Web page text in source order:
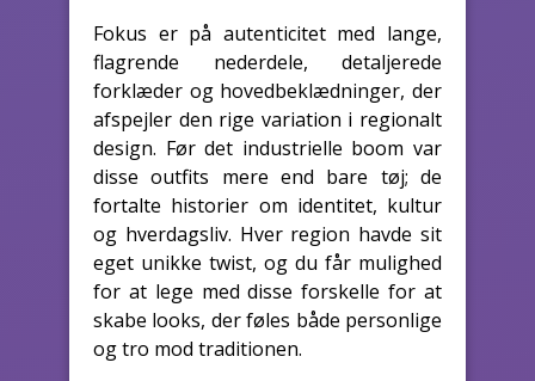
Fokus er på autenticitet med lange,
flagrende nederdele, detaljerede
forklæder og hovedbeklædninger, der
afspejler den rige variation i regionalt
design. Før det industrielle boom var
disse outfits mere end bare tøj; de
fortalte historier om identitet, kultur
og hverdagsliv. Hver region havde sit
eget unikke twist, og du får mulighed
for at lege med disse forskelle for at
skabe looks, der føles både personlige
og tro mod traditionen.